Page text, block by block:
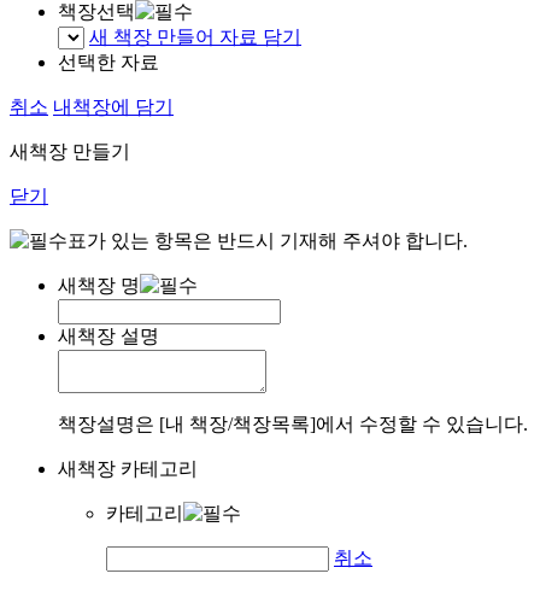
책장선택
새 책장 만들어 자료 담기
선택한 자료
취소 내책장에 담기
새책장 만들기
닫기
표가 있는 항목은 반드시 기재해 주셔야 합니다.
새책장 명
새책장 설명
책장설명은 [내 책장/책장목록]에서 수정할 수 있습니다.
새책장 카테고리
카테고리
취소